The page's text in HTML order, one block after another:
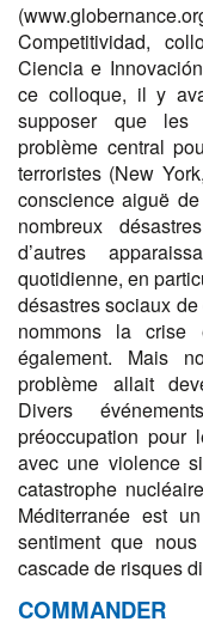
Competitividad,
Ciencia e
ce colloque, il y
supposer que les
problème central
terroristes (New
conscience aiguë
nombreux
d’autres
quotidienne, en
désastres sociaux
nommons la crise
également. Mais
problème allait
Divers
préoccupation pour
avec une violence
catastrophe
Méditerranée est
sentiment que
cascade de risques
COMMANDER